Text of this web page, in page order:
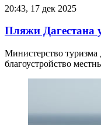
20:43, 17 дек 2025
Пляжи Дагестана
Министерство туризма
благоустройство